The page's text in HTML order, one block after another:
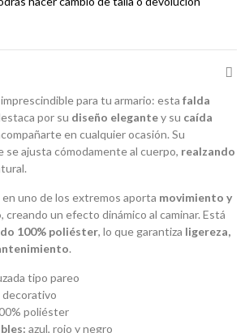
para tu armario: esta falda
por su diseño elegantey su caída
en cualquier ocasión. Su
ajusta cómodamente al cuerpo, realzando
en uno de los extremos aporta movimiento y
, creando un efecto dinámico al caminar. Está
100% poliéster, lo que garantiza ligereza,
.
tipo pareo
poliéster
azul, rojo y negro